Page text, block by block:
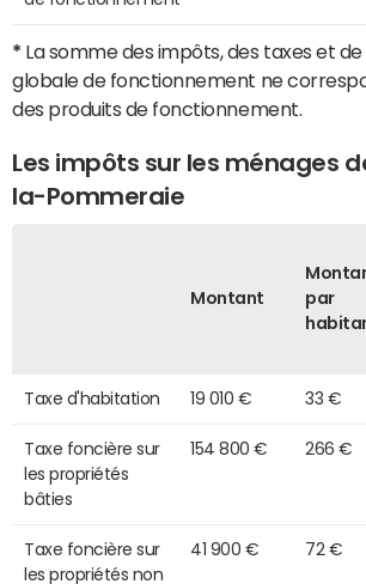
* La somme des impôts, des taxes et
globale de fonctionnement ne
des produits de fonctionnement.
Les impôts sur les ménages
la-Pommeraie
Montant
par
Taxe d'habitation 19 010 € 33 €
Taxe foncière sur
les propriétés
bâties
154 800 € 266 €
Taxe foncière sur
les propriétés non
41 900 € 72 €